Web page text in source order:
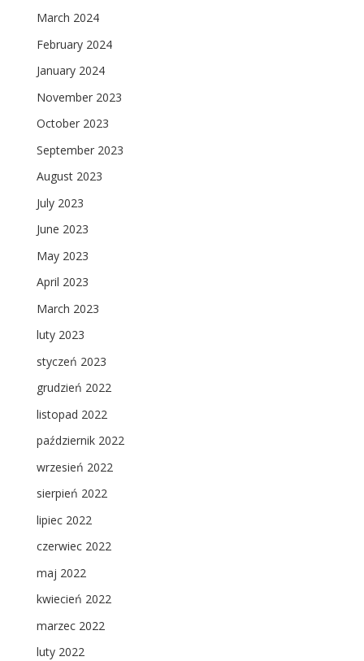
March 2024
February 2024
January 2024
November 2023
October 2023
September 2023
August 2023
July 2023
June 2023
May 2023
April 2023
March 2023
luty 2023
styczeń 2023
grudzień 2022
listopad 2022
październik 2022
wrzesień 2022
sierpień 2022
lipiec 2022
czerwiec 2022
maj 2022
kwiecień 2022
marzec 2022
luty 2022